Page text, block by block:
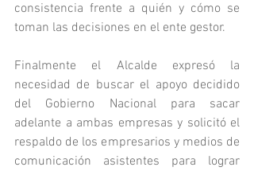
consistencia frente a quién y cómo se
toman las decisiones en el ente gestor.
Finalmente el Alcalde expresó la
necesidad de buscar el apoyo decidido
del Gobierno Nacional para sacar
adelante a ambas empresas y solicitó el
respaldo de los empresarios y medios de
comunicación asistentes para lograr